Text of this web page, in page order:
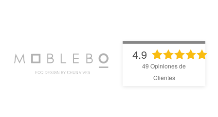
4.9
49 Opiniones de
Clientes